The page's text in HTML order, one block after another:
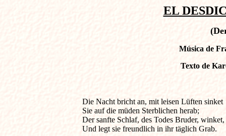
EL
Música de
Texto de
Die Nacht bricht an, mit leisen Lüften sinket
Sie auf die müden Sterblichen herab;
Der sanfte Schlaf, des Todes Bruder, winket,
Und legt sie freundlich in ihr täglich Grab.